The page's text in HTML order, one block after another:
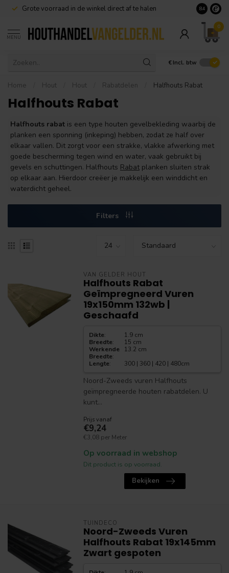
Grote voorraad in de winkel direct af te halen 8.4
MENU
0
€ Incl. btw
Home Hout Hout Rabatdelen Halfhouts Rabat
Halfhouts Rabat
Halfhouts rabat is een type houten gevelbekleding waarbij de
planken een sponning (inkeping) hebben, zodat ze half over
elkaar vallen. Dit zorgt voor een strakke, vlakke afwerking met
goede bescherming tegen wind en water, vaak gebruikt bij
gevels en schuttingen. Halfhouts Rabat planken sluiten strak
op elkaar aan. Hierdoor creëer je makkelijk een winddicht en
waterdicht geheel.
Filters
VAN GELDER HOUT
Halfhouts Rabat
Geïmpregneerd Vuren
19x150mm 132wb |
Geschaafd
Dikte:
1.9 cm
Breedte:
15 cm
Werkende
Breedte:
13.2 cm
Lengte: 300 | 360 | 420 | 480cm
Noord-Zweeds vuren Halfhouts
geïmpregneerde houten rabatdelen. U
kunt...
Prijs vanaf
€9,24
€3,08 per Meter
Op voorraad in webshop
Dit product is op voorraad.
Bekijken
TUINDECO
Noord-Zweeds Vuren
Halfhouts Rabat 19x145mm
Zwart gespoten